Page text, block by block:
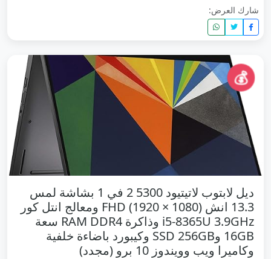
شارك العرض:
💰
ديل لابتوب لاتيتيود 5300 2 في 1 بشاشة لمس
13.3 انش FHD (1920 × 1080) ومعالج انتل كور
i5-8365U 3.9GHz وذاكرة RAM DDR4 سعة
16GB وSSD 256GB وكيبورد باضاءة خلفية
وكاميرا ويب وويندوز 10 برو (مجدد)